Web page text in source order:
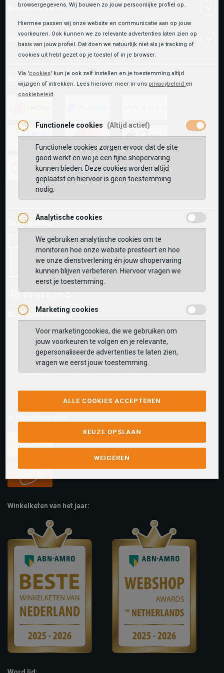
Bestelinformatie
Betaalmethoden
ideal paypal riverty
mastercard
apple-
pay
Onze winkels:
Klantwaarderingen:
Winkelketen van het jaar:
browsergegevens. Wij bouwen zo jouw persoonlijke profiel op.
Hiermee passen wij onze website en communicatie aan op jouw
voorkeuren. Ook kunnen we zo relevante advertenties laten zien op
basis van jouw profiel. Dat doen we natuurlijk niet als je tracking of
cookies uit hebt gezet op je toestel of in je browser.
Via 'cookies' kun je ook zelf instellen en je toestemming altijd
wijzigen of intrekken. Lees hierover meer in ons privacybeleid en
cookiebeleid.
Functionele cookies (Altijd actief)
Functionele cookies zorgen ervoor dat de site
goed werkt en we je een fijne shopervaring
kunnen bieden. Deze cookies worden altijd
geplaatst en hiervoor is geen toestemming
nodig.
Analytische cookies
We gebruiken analytische cookies om te
monitoren hoe onze website presteert en hoe
we onze dienstverlening én jouw shopervaring
kunnen blijven verbeteren. Hiervoor vragen we
eerst je toestemming.
Marketing cookies
Voor marketingcookies, die we gebruiken om
jouw voorkeuren te volgen en je relevante,
gepersonaliseerde advertenties te laten zien,
vragen we eerst jouw toestemming.
ALLE COOKIES ACCEPTEREN
KEUZE OPSLAAN
WEIGEREN